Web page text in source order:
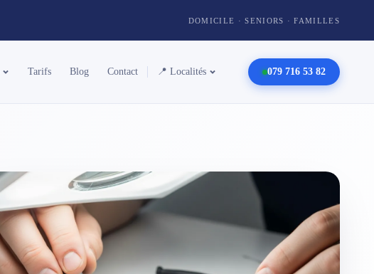
DOMICILE · SENIORS · FAMILLES
Tarifs Blog Contact 📍 Localités 079 716 53 82